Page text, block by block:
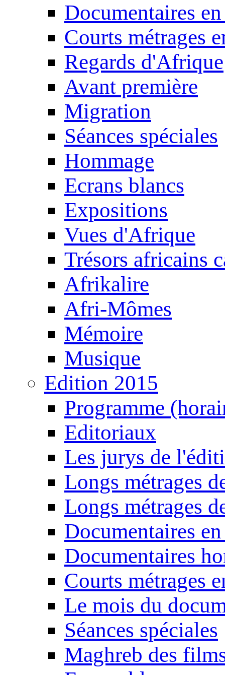
Documentaires
Courts métrages
Regards d'Afrique
Avant première
Migration
Séances spéciales
Hommage
Ecrans blancs
Expositions
Vues d'Afrique
Trésors africains
Afrikalire
Afri-Mômes
Mémoire
Musique
Edition 2015
Programme
Editoriaux
Les jurys de
Longs métrages
Longs métrages
Documentaires
Documentaires
Courts métrages
Le mois du
Séances spéciales
Maghreb des